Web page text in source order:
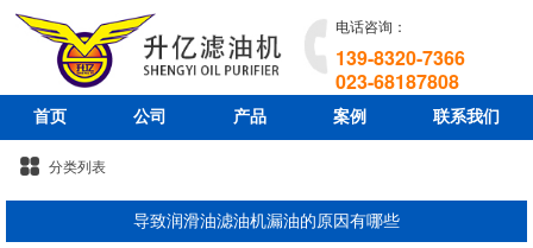
电话咨询：
139-8320-7366
023-68187808
首页 公司 产品 案例 联系我们
分类列表
导致润滑油滤油机漏油的原因有哪些